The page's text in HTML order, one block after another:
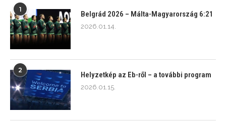
1
Belgrád 2026 – Málta-Magyarország 6:21
2026.01.14.
2
Helyzetkép az Eb-ről – a további program
2026.01.15.